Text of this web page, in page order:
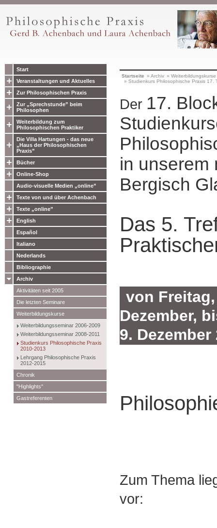
Start
Veranstaltungen und Aktuelles
Zur Philosophischen Praxis
Zur „Sprechstunde” beim
Philosophen
Weiterbildung zum
Philosophischen Praktiker
Die Villa Hartungen - das neue
„Haus der Philosophischen
Praxis”
Bücher
Online-Shop
Audio-visuelle Medien „online”
Texte von und über Achenbach
Texte „online”
English
Español
Italiano
Nederlands
Bibliographie
Archiv
Aktivitäten seit 2005
Die letzten Seminare
Weiterbildungskurse
Weiterbildungsseminar 2006-2009
Weiterbildungsseminar 2008-2011
Studienkurs Philosophische Praxis
2010-2013
Lehrgang Philosophische Praxis
2012-2015
Chronik
"Highlights"
Gastreferenten
Startseite » Archiv » Weiterbildungskurse
» Studienkurs Philosophische Praxis 17.
Der 17.
in unserem
Bergisch
Das 5.
von
Dezember,
9. Dezember
Zum Thema
vor: